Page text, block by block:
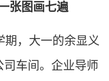
张图画七遍
期，大一的余显义
车间。企业导师